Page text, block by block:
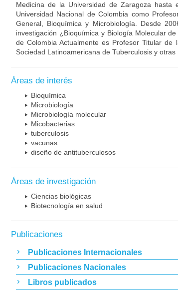
Medicina de la Universidad de Zaragoza
Universidad Nacional de Colombia como
General, Bioquímica y Microbiología. Desde
investigación ¿Bioquímica y Biología Molecular
de Colombia Actualmente es Profesor Titular
Sociedad Latinoamericana de Tuberculosis y otras
Áreas de interés
Bioquímica
Microbiología
Microbiología molecular
Micobacterias
tuberculosis
vacunas
diseño de antituberculosos
Áreas de investigación
Ciencias biológicas
Biotecnología en salud
Publicaciones
Publicaciones Internacionales
Publicaciones Nacionales
Libros publicados